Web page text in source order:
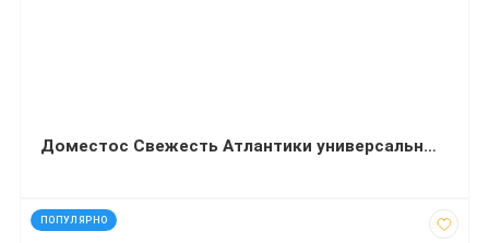
Доместос Свежесть Атлантики универсальный 24 ч 1 л
ПОПУЛЯРНО
код: 1447